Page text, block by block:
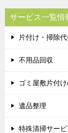
サービス一覧情
片付け・掃除
不用品回収
ゴミ屋敷片付
遺品整理
特殊清掃サービ